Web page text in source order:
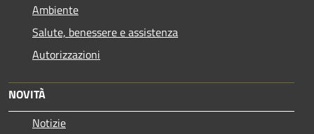
Ambiente
Salute, benessere e assistenza
Autorizzazioni
NOVITÀ
Notizie